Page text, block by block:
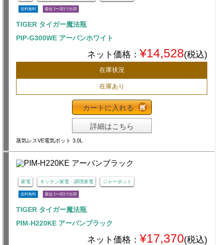
送料無料 最短 1〜3日で出荷
TIGER タイガー魔法瓶
PIP-G300WE アーバンホワイト
ネット価格： ¥14,528(税込)
在庫状況
在庫あり
カートに入れる
詳細はこちら
蒸気レスVE電気ポット 3.0L
家電 キッチン家電・調理家電 ジャーポット
送料無料 最短 1〜3日で出荷
TIGER タイガー魔法瓶
PIM-H220KE アーバンブラック
ネット価格： ¥17,370(税込)